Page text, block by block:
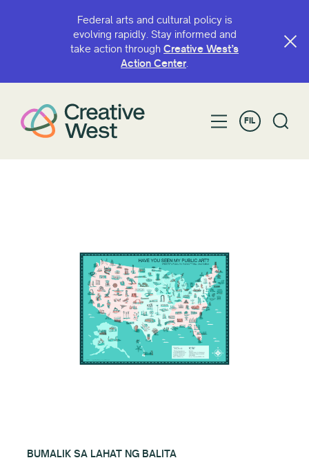
Federal arts and cultural policy is
evolving rapidly. Stay informed and
take action through Creative West’s
Action Center.
FIL
BUMALIK SA LAHAT NG BALITA